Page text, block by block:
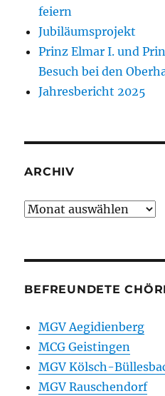
feiern
Jubiläumsprojekt
Prinz Elmar I. und
Besuch bei den
Jahresbericht 2025
ARCHIV
Archiv
BEFREUNDETE
MGV Aegidienberg
MCG Geistingen
MGV Kölsch-
MGV Rauschendorf